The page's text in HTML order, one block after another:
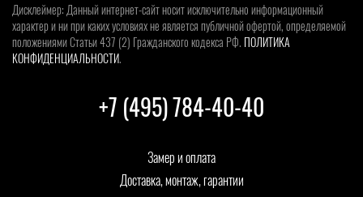
+7 (495) 784-40-40
Замер и оплата
Доставка, монтаж, гарантии
Дисклеймер: Данный интернет-сайт носит исключительно информационный
характер и ни при каких условиях не является публичной офертой, определяемой
положениями Статьи 437 (2) Гражданского кодекса РФ. ПОЛИТИКА
КОНФИДЕНЦИАЛЬНОСТИ.